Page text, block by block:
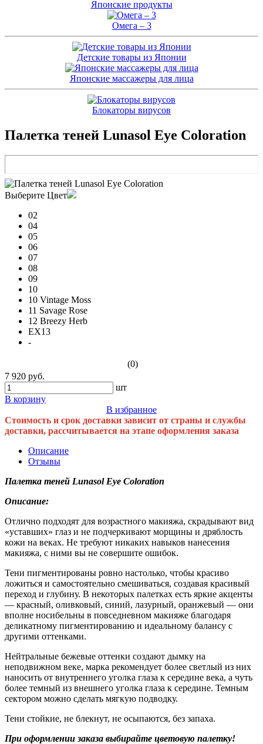
Японские продукты
Омега – 3
Детские товары из Японии
Японские массажеры для лица
Блокаторы вирусов
Палетка теней Lunasol Eye Coloration
Выберите Цвет
02
04
05
06
07
08
09
10
10 Vintage Moss
11 Savage Rose
12 Breezy Herb
EX13
-
(0)
7 920 руб.
шт
В корзину
В избранное
Стоимость и срок доставки зависит от страны и службы
доставки, рассчитывается на этапе оформления заказа
Описание
Отзывы
Палетка теней Lunasol Eye Coloration
Описание:
Отлично подходят для возрастного макияжа, скрадывают вид
«уставших» глаз и не подчеркивают морщины и дряблость
кожи на веках. Не требуют никаких навыков нанесения
макияжа, с ними вы не совершите ошибок.
Тени пигментированы ровно настолько, чтобы красиво
ложиться и самостоятельно смешиваться, создавая красивый
переход и глубину. В некоторых палетках есть яркие акценты
— красный, оливковый, синий, лазурный, оранжевый — они
вполне носибельны в повседневном макияже благодаря
деликатному пигментированию и идеальному балансу с
другими оттенками.
Нейтральные бежевые оттенки создают дымку на
неподвижном веке, марка рекомендует более светлый из них
наносить от внутреннего уголка глаза к середине века, а чуть
более темный из внешнего уголка глаза к середине. Темным
сектором можно сделать мягкую подводку.
Тени стойкие, не блекнут, не осыпаются, без запаха.
При оформлении заказа выбирайте цветовую палетку!